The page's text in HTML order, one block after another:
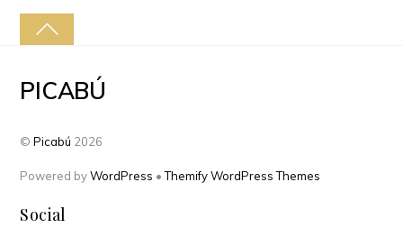
PICABÚ
©Picabú 2026
Powered byWordPress •Themify WordPress Themes
Social